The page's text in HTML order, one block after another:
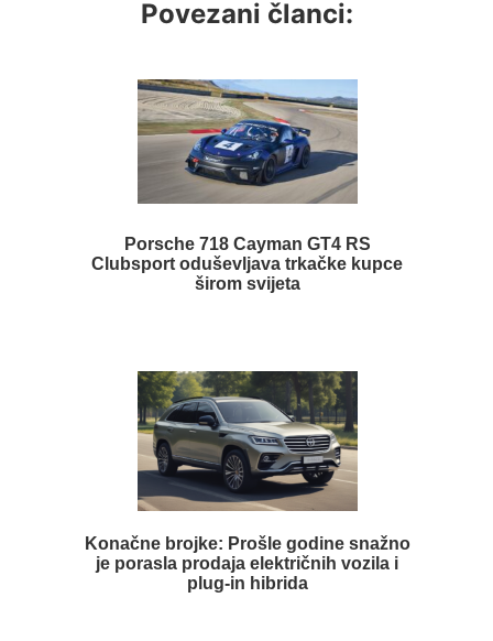
Povezani članci:
Porsche 718 Cayman GT4 RS
Clubsport oduševljava trkačke kupce
širom svijeta
Konačne brojke: Prošle godine snažno
je porasla prodaja električnih vozila i
plug-in hibrida